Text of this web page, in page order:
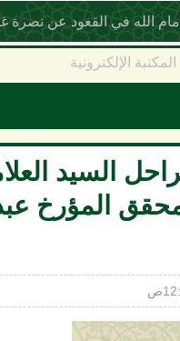
أمام الله في القعود عن
المكتبة الإلكترونية
السيد
المؤرخ